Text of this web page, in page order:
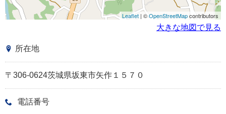
Leaflet | ©OpenStreetMapcontributors
大きな地図で見る
所在地
〒306-0624茨城県坂東市矢作１５７０
電話番号